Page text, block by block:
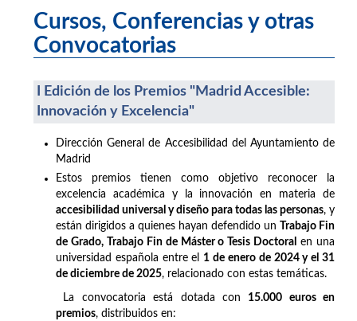
Cursos, Conferencias y otras
Convocatorias
I Edición de los Premios "Madrid Accesible:
Innovación y Excelencia"
Dirección General de Accesibilidad del Ayuntamiento de
Madrid
Estos premios tienen como objetivo reconocer la
excelencia académica y la innovación en materia de
accesibilidad universal y diseño para todas las personas, y
están dirigidos a quienes hayan defendido un Trabajo Fin
de Grado, Trabajo Fin de Máster o Tesis Doctoral en una
universidad española entre el 1 de enero de 2024 y el 31
de diciembre de 2025, relacionado con estas temáticas.
La convocatoria está dotada con 15.000 euros en
premios, distribuidos en: